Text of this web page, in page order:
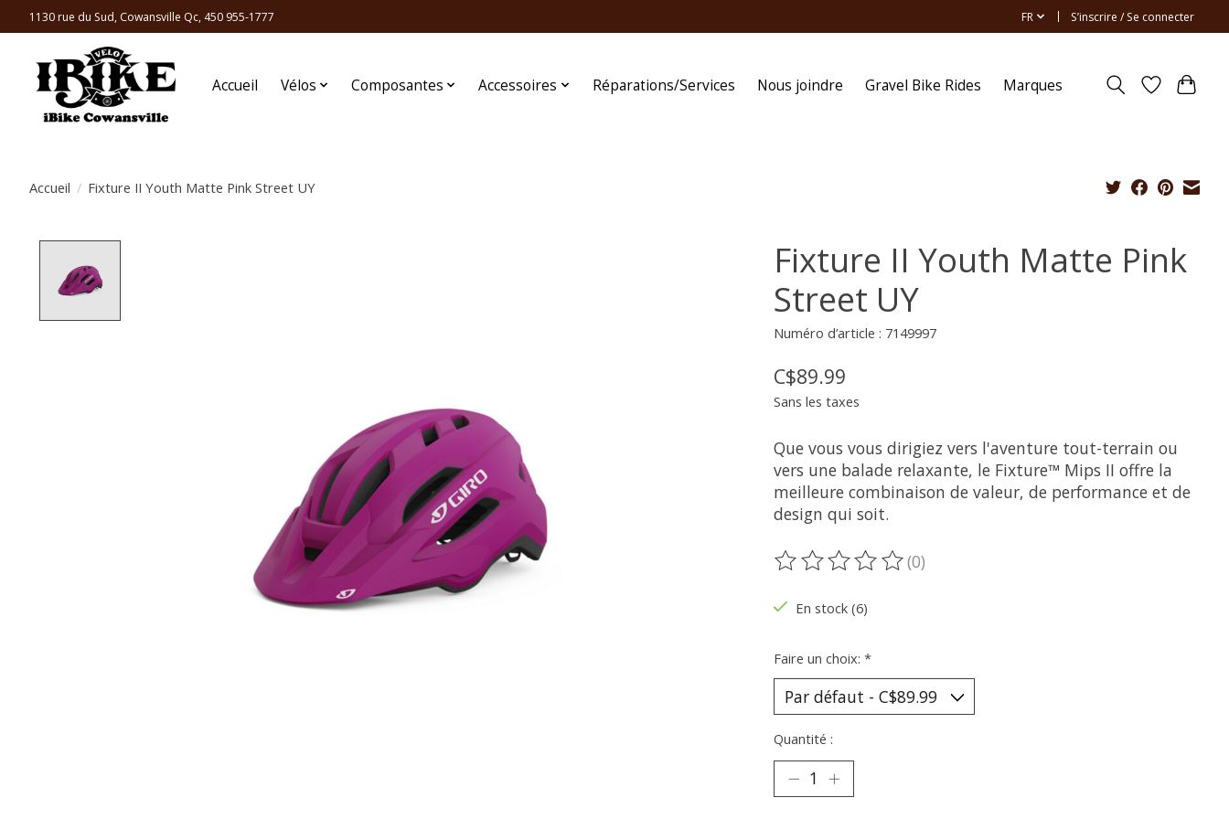
1130 rue du Sud, Cowansville Qc, 450 955-1777 FR S’inscrire / Se connecter
Accueil Vélos Composantes Accessoires Réparations/Services Nous joindre Gravel Bike Rides Marques
Accueil / Fixture II Youth Matte Pink Street UY
Fixture II Youth Matte Pink
Street UY
Numéro d’article : 7149997
C$89.99
Sans les taxes
Que vous vous dirigiez vers l'aventure tout-terrain ou
vers une balade relaxante, le Fixture™ Mips II offre la
meilleure combinaison de valeur, de performance et de
design qui soit.
Ce produit est évalué à
(0)
En stock (6)
Faire un choix: *
Quantité :